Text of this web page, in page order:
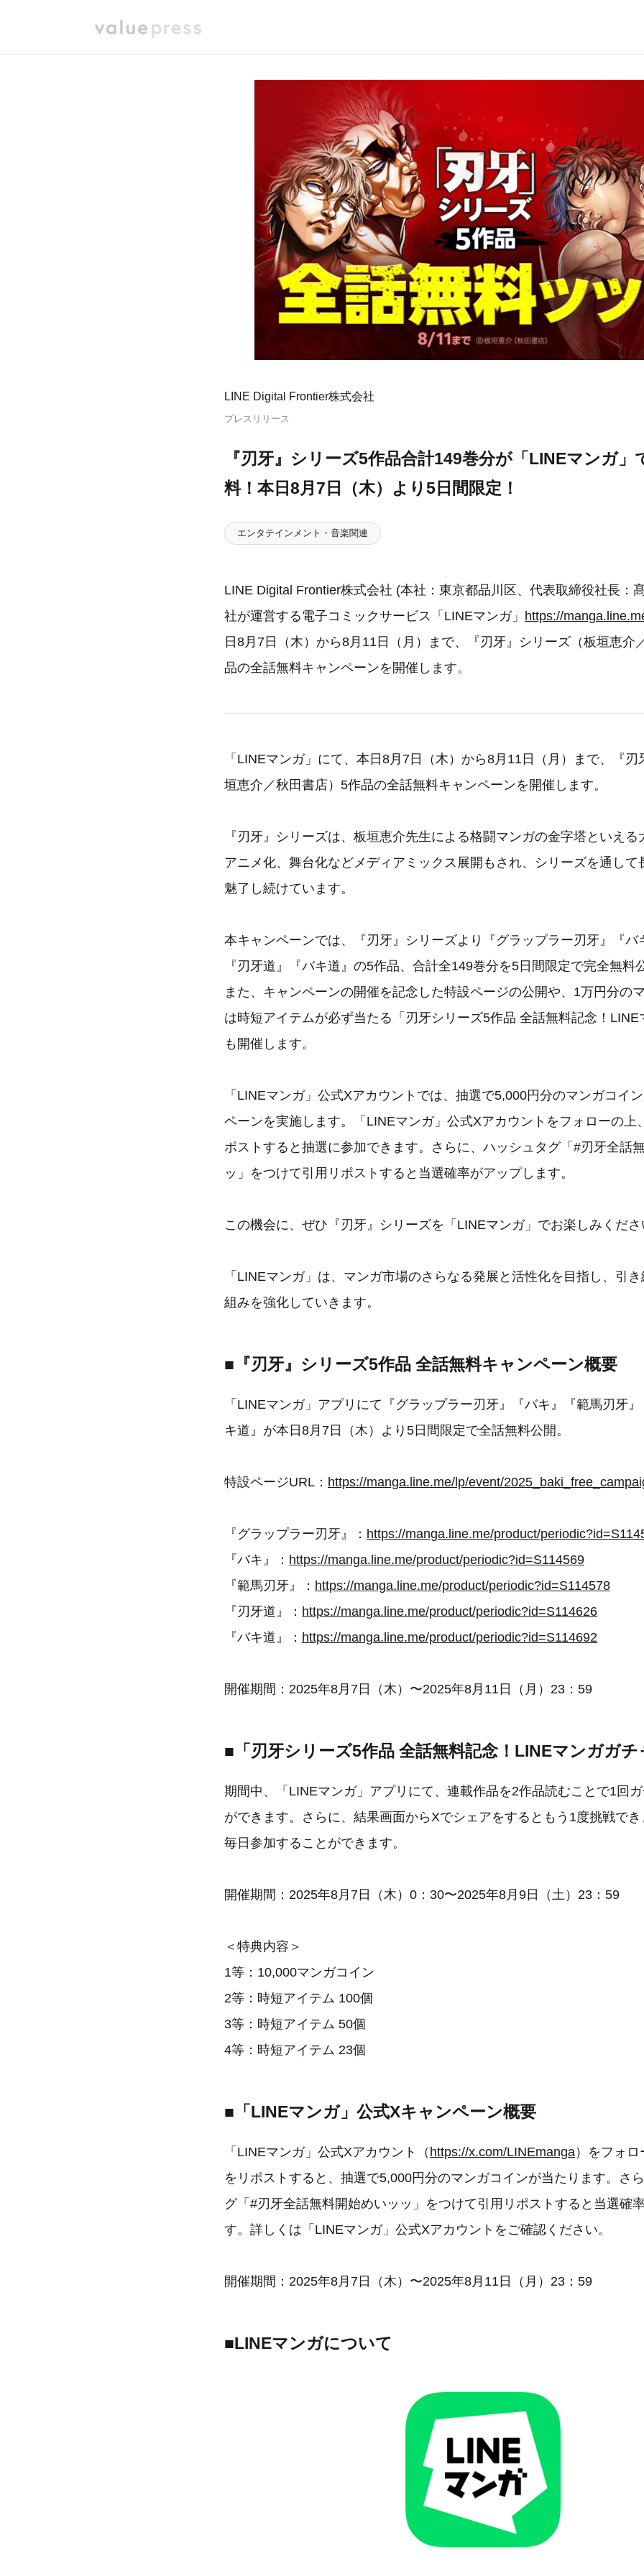
LINE Digital Frontier株式会社
プレスリリース
『刃牙』シリーズ5作品合計149巻分が「LINEマンガ」
料！本日8月7日（木）より5日間限定！
エンタテインメント・音楽関連
LINE Digital Frontier株式会社 (本社：東京都品川区、代表取締役社長：
社が運営する電子コミックサービス「LINEマンガ」 https://
日8月7日（木）から8月11日（月）まで、『刃牙』シリーズ（板垣恵介
品の全話無料キャンペーンを開催します。
「LINEマンガ」にて、本日8月7日（木）から8月11日（月）まで、『刃
垣恵介／秋田書店）5作品の全話無料キャンペーンを開催します。
『刃牙』シリーズは、板垣恵介先生による格闘マンガの金字塔といえる
アニメ化、舞台化などメディアミックス展開もされ、シリーズを通して
魅了し続けています。
本キャンペーンでは、『刃牙』シリーズより『グラップラー刃牙』『バ
『刃牙道』『バキ道』の5作品、合計全149巻分を5日間限定で完全無料
また、キャンペーンの開催を記念した特設ページの公開や、1万円分の
は時短アイテムが必ず当たる「刃牙シリーズ5作品 全話無料記念！LINE
も開催します。
「LINEマンガ」公式Xアカウントでは、抽選で5,000円分のマンガコイ
ペーンを実施します。「LINEマンガ」公式Xアカウントをフォローの上
ポストすると抽選に参加できます。さらに、ハッシュタグ「#刃牙全話
ッ」をつけて引用リポストすると当選確率がアップします。
この機会に、ぜひ『刃牙』シリーズを「LINEマンガ」でお楽しみくださ
「LINEマンガ」は、マンガ市場のさらなる発展と活性化を目指し、引
組みを強化していきます。
■『刃牙』シリーズ5作品 全話無料キャンペーン概要
「LINEマンガ」アプリにて『グラップラー刃牙』『バキ』『範馬刃牙
キ道』が本日8月7日（木）より5日間限定で全話無料公開。
特設ページURL： https://manga.line.me/lp/event/
『グラップラー刃牙』： https://manga.line.me/product/
『バキ』： https://manga.line.me/product/periodic?id=S114569
『範馬刃牙』： https://manga.line.me/product/periodic?id=S114578
『刃牙道』： https://manga.line.me/product/periodic?id=S114626
『バキ道』： https://manga.line.me/product/periodic?id=S114692
開催期間：2025年8月7日（木）〜2025年8月11日（月）23：59
■「刃牙シリーズ5作品 全話無料記念！LINEマンガガチ
期間中、「LINEマンガ」アプリにて、連載作品を2作品読むことで1回
ができます。さらに、結果画面からXでシェアをするともう1度挑戦で
毎日参加することができます。
開催期間：2025年8月7日（木）0：30〜2025年8月9日（土）23：59
＜特典内容＞
1等：10,000マンガコイン
2等：時短アイテム 100個
3等：時短アイテム 50個
4等：時短アイテム 23個
■「LINEマンガ」公式Xキャンペーン概要
「LINEマンガ」公式Xアカウント（ https://x.com/LINEmanga）をフォロ
をリポストすると、抽選で5,000円分のマンガコインが当たります。さ
グ「#刃牙全話無料開始めいッッ」をつけて引用リポストすると当選確
す。詳しくは「LINEマンガ」公式Xアカウントをご確認ください。
開催期間：2025年8月7日（木）〜2025年8月11日（月）23：59
■LINEマンガについて